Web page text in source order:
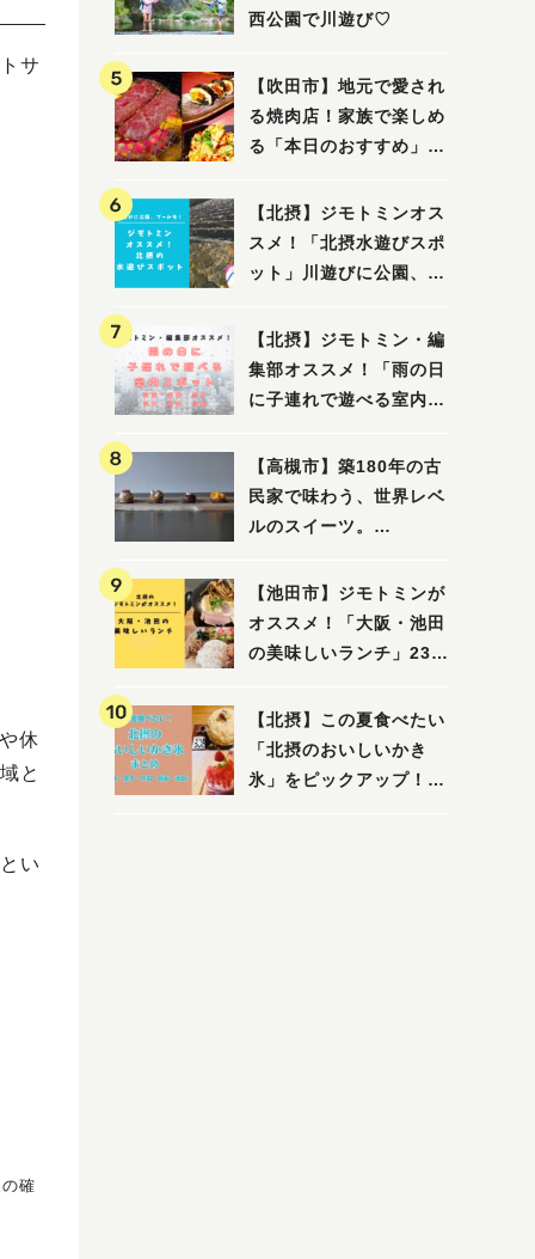
サ
休
と
い
確
西公園で川遊び♡
【吹田市】地元で愛され
る焼肉店！家族で楽しめ
る「本日のおすすめ」で
【北摂】ジモトミンオス
スメ！「北摂水遊びスポ
ット」川遊びに公園、プ
吹田・茨木・高槻）
【北摂】ジモトミン・編
集部オススメ！「雨の日
に子連れで遊べる室内ス
箕面・吹田・豊中・茨
木・池田）
【高槻市】築180年の古
民家で味わう、世界レベ
ルのスイーツ。
月3日にオープン！（教
えたい/教えて）
【池田市】ジモトミンが
オススメ！「大阪・池田
の美味しいランチ」23
【北摂】この夏食べたい
「北摂のおいしいかき
氷」をピックアップ！